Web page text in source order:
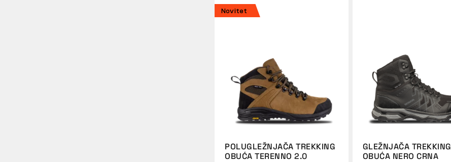
Novitet
POLUGLEŽNJAČA TREKKING
OBUĆA TERENNO 2.0
GLEŽNJAČA TREKKING
OBUĆA NERO CRNA